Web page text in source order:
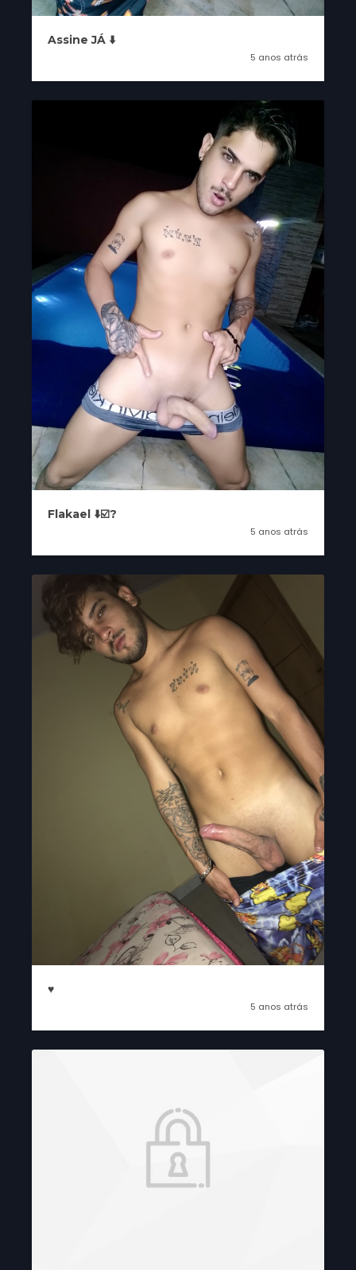
Assine JÁ ⬇️
5 anos atrás
Flakael ⬇️☑️?
5 anos atrás
♥️
5 anos atrás